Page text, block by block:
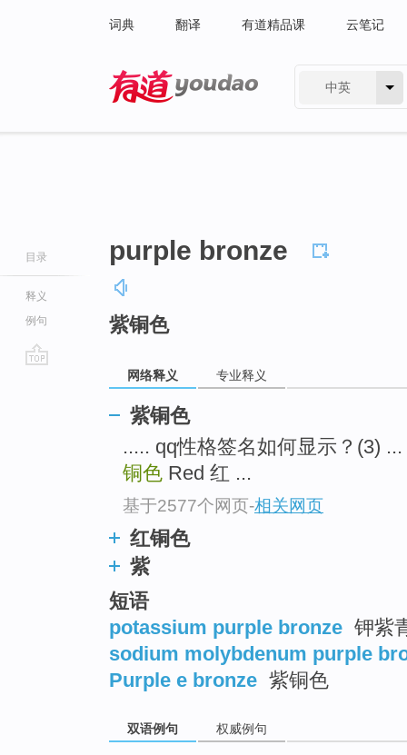
词典 翻译 有道精品课 云笔记
中英
目录
释义
例句
purple bronze
紫铜色
网络释义 专业释义
紫铜色
..... qq性格签名如何显示？(3)
铜色 Red 红 ...
基于2577个网页-相关网页
红铜色
紫
短语
potassium purple bronze 钾紫
sodium molybdenum purple
Purple e bronze 紫铜色
双语例句 权威例句